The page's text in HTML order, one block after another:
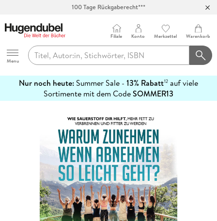
100 Tage Rückgaberecht***
Hugendubel
Menu
Filiale Konto Merkzettel Warenkorb
Nur noch heute: Summer Sale - 13% Rabatt12 auf viele
Sortimente mit dem CodeSOMMER13
erfahren